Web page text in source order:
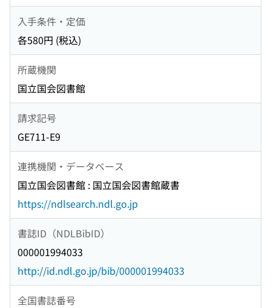
入手条件・定価
各580円 (税込)
所蔵機関
国立国会図書館
請求記号
GE711-E9
連携機関・データベース
国立国会図書館 : 国立国会図書館蔵書
https://ndlsearch.ndl.go.jp
書誌ID（NDLBibID）
000001994033
http://id.ndl.go.jp/bib/000001994033
全国書誌番号